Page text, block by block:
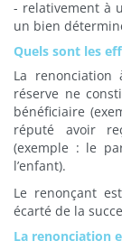
- relativement à
un bien
Quels sont les
La
réserve ne
bénéficiaire
réputé avoir
(exemple : le
l’enfant).
Le renonçant
écarté de la
La renonciation